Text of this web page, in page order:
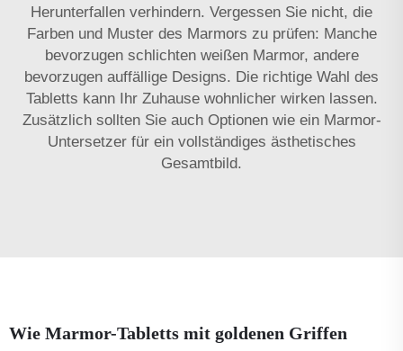
Herunterfallen verhindern. Vergessen Sie nicht, die
Farben und Muster des Marmors zu prüfen: Manche
bevorzugen schlichten weißen Marmor, andere
bevorzugen auffällige Designs. Die richtige Wahl des
Tabletts kann Ihr Zuhause wohnlicher wirken lassen.
Zusätzlich sollten Sie auch Optionen wie ein Marmor-
Untersetzer für ein vollständiges ästhetisches
Gesamtbild.
Wie Marmor-Tabletts mit goldenen Griffen